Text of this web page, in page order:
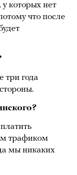
которых нет
что после
три года
трафиком
мы никаких